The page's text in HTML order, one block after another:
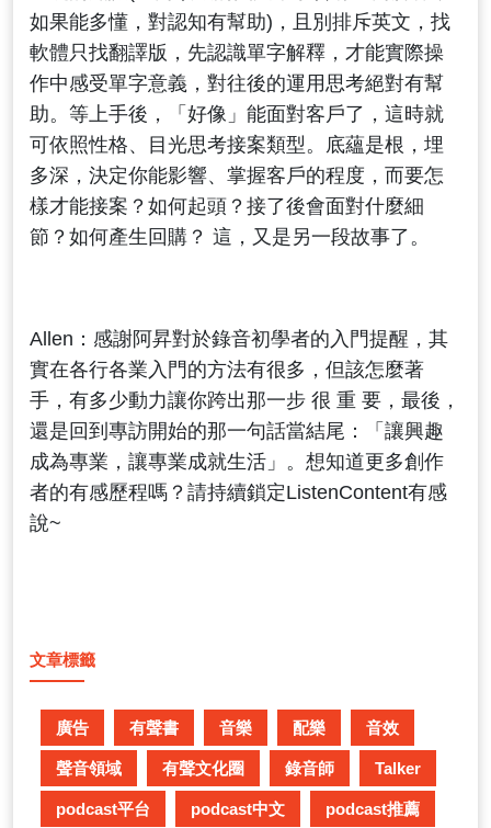
如果能多懂，對認知有幫助)，且別排斥英文，找
軟體只找翻譯版，先認識單字解釋，才能實際操
作中感受單字意義，對往後的運用思考絕對有幫
助。等上手後，「好像」能面對客戶了，這時就
可依照性格、目光思考接案類型。底蘊是根，埋
多深，決定你能影響、掌握客戶的程度，而要怎
樣才能接案？如何起頭？接了後會面對什麼細
節？如何產生回購？ 這，又是另一段故事了。
Allen：感謝阿昇對於錄音初學者的入門提醒，其
實在各行各業入門的方法有很多，但該怎麼著
手，有多少動力讓你跨出那一步 很 重 要，最後，
還是回到專訪開始的那一句話當結尾：「讓興趣
成為專業，讓專業成就生活」。想知道更多創作
者的有感歷程嗎？請持續鎖定ListenContent有感
說~
文章標籤
廣告 有聲書 音樂 配樂 音效
聲音領域 有聲文化圈 錄音師 Talker
podcast平台 podcast中文 podcast推薦